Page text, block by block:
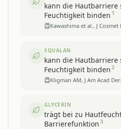
kann die Hautbarriere
Feuchtigkeit binden 1
Kawashima et al., J Cosmet
SQUALAN
kann die Hautbarriere
Feuchtigkeit binden 2
Kligman AM, J Am Acad
GLYCERIN
trägt bei zu
Barrierefunktion 3